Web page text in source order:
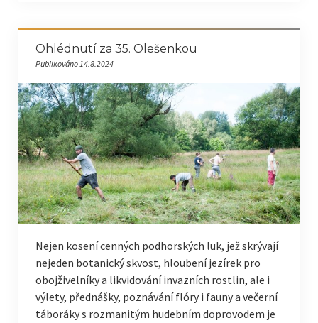
Ohlédnutí za 35. Olešenkou
Publikováno 14.8.2024
Nejen kosení cenných podhorských luk, jež skrývají
nejeden botanický skvost, hloubení jezírek pro
obojživelníky a likvidování invazních rostlin, ale i
výlety, přednášky, poznávání flóry i fauny a večerní
táboráky s rozmanitým hudebním doprovodem je